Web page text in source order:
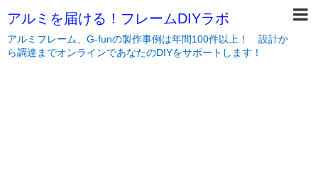
アルミを届ける！フレームDIYラボ
アルミフレーム、G-funの製作事例は年間100件以上！ 設計か
ら調達までオンラインであなたのDIYをサポートします！